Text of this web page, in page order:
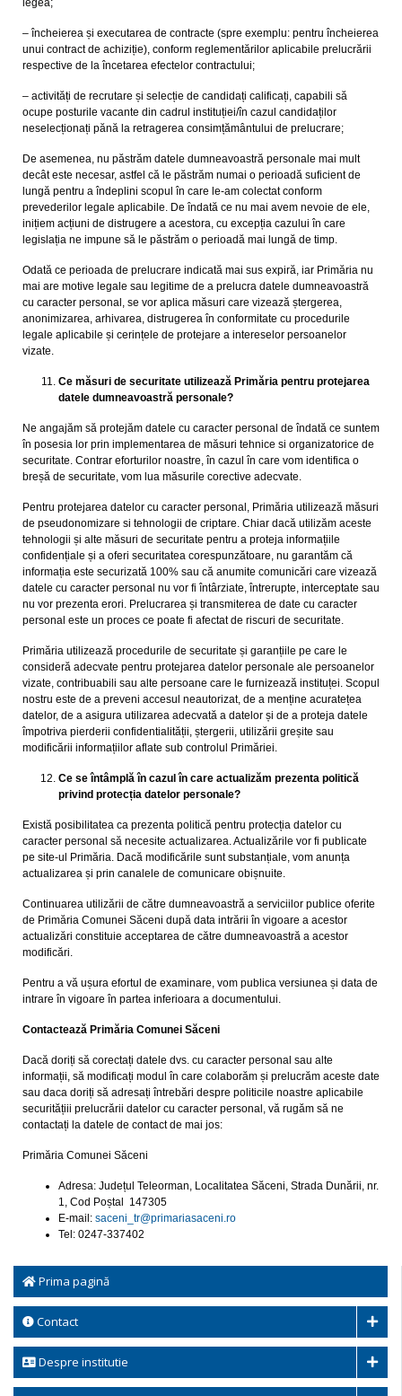
Prima pagină
Contact
Despre institutie
legea;
– încheierea și executarea de contracte (spre exemplu: pentru încheierea
unui contract de achiziție), conform reglementărilor aplicabile prelucrării
respective de la încetarea efectelor contractului;
– activități de recrutare și selecție de candidați calificați, capabili să
ocupe posturile vacante din cadrul instituției/în cazul candidaților
neselecționați pănă la retragerea consimțământului de prelucrare;
De asemenea, nu păstrăm datele dumneavoastră personale mai mult
decât este necesar, astfel că le păstrăm numai o perioadă suficient de
lungă pentru a îndeplini scopul în care le-am colectat conform
prevederilor legale aplicabile. De îndată ce nu mai avem nevoie de ele,
inițiem acțiuni de distrugere a acestora, cu excepția cazului în care
legislația ne impune să le păstrăm o perioadă mai lungă de timp.
Odată ce perioada de prelucrare indicată mai sus expiră, iar Primăria nu
mai are motive legale sau legitime de a prelucra datele dumneavoastră
cu caracter personal, se vor aplica măsuri care vizează ștergerea,
anonimizarea, arhivarea, distrugerea în conformitate cu procedurile
legale aplicabile și cerințele de protejare a intereselor persoanelor
vizate.
Ce măsuri de securitate utilizează Primăria pentru protejarea
datele dumneavoastră personale?
Ne angajăm să protejăm datele cu caracter personal de îndată ce suntem
în posesia lor prin implementarea de măsuri tehnice si organizatorice de
securitate. Contrar eforturilor noastre, în cazul în care vom identifica o
breșă de securitate, vom lua măsurile corective adecvate.
Pentru protejarea datelor cu caracter personal, Primăria utilizează măsuri
de pseudonomizare si tehnologii de criptare. Chiar dacă utilizăm aceste
tehnologii și alte măsuri de securitate pentru a proteja informațiile
confidențiale și a oferi securitatea corespunzătoare, nu garantăm că
informația este securizată 100% sau că anumite comunicări care vizează
datele cu caracter personal nu vor fi întârziate, întrerupte, interceptate sau
nu vor prezenta erori. Prelucrarea și transmiterea de date cu caracter
personal este un proces ce poate fi afectat de riscuri de securitate.
Primăria utilizează procedurile de securitate și garanțiile pe care le
consideră adecvate pentru protejarea datelor personale ale persoanelor
vizate, contribuabili sau alte persoane care le furnizează instituței. Scopul
nostru este de a preveni accesul neautorizat, de a menține acuratețea
datelor, de a asigura utilizarea adecvată a datelor și de a proteja datele
împotriva pierderii confidentialității, ștergerii, utilizării greșite sau
modificării informațiilor aflate sub controlul Primăriei.
Ce se întâmplă în cazul în care actualizăm prezenta politică
privind protecția datelor personale?
Există posibilitatea ca prezenta politică pentru protecția datelor cu
caracter personal să necesite actualizarea. Actualizările vor fi publicate
pe site-ul Primăria. Dacă modificările sunt substanțiale, vom anunța
actualizarea și prin canalele de comunicare obișnuite.
Continuarea utilizării de către dumneavoastră a serviciilor publice oferite
de Primăria Comunei Săceni după data intrării în vigoare a acestor
actualizări constituie acceptarea de către dumneavoastră a acestor
modificări.
Pentru a vă ușura efortul de examinare, vom publica versiunea și data de
intrare în vigoare în partea inferioara a documentului.
Contactează Primăria Comunei Săceni
Dacă doriți să corectați datele dvs. cu caracter personal sau alte
informații, să modificați modul în care colaborăm și prelucrăm aceste date
sau daca doriți să adresați întrebări despre politicile noastre aplicabile
securitățiii prelucrării datelor cu caracter personal, vă rugăm să ne
contactați la datele de contact de mai jos:
Primăria Comunei Săceni
Adresa: Județul Teleorman, Localitatea Săceni, Strada Dunării, nr.
1, Cod Poștal 147305
E-mail: saceni_tr@primariasaceni.ro
Tel: 0247-337402